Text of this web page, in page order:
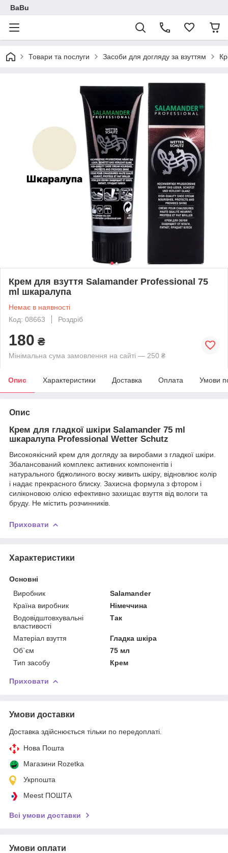
BaBu
Товари та послуги Засоби для догляду за взуттям
Крем для взуття Salamander Professional 75
ml шкаралупа
Немає в наявності
Код: 08663
Роздріб
180 ₴
Мінімальна сума замовлення на сайті — 250 ₴
Опис Характеристики Доставка Оплата Умови
Опис
Крем для гладкої шкіри Salamander 75 ml
шкаралупа Professional Wetter Schutz
Високоякісний крем для догляду за виробами з гладкої шкіри.
Збалансований комплекс активних компонентів і
натурального бджолиного воску живить шкіру, відновлює колір
і надає прекрасного блиску. Захисна формула з фтором і
силіконовою олією ефективно захищає взуття від вологи та
бруду. Не містить розчинників.
Приховати
Характеристики
Основні
Виробник
Salamander
Країна виробник
Німеччина
Водовідштовхувальні
властивості
Так
Матеріал взуття
Гладка шкіра
Об`єм
75 мл
Тип засобу
Крем
Приховати
Умови доставки
Доставка здійснюється тільки по передоплаті.
Нова Пошта
Магазини Rozetka
Укрпошта
Meest ПОШТА
Всі умови доставки
Умови оплати